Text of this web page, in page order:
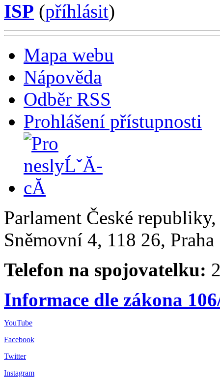
ISP (příhlásit)
Mapa webu
Nápověda
Odběr RSS
Prohlášení přístupnosti
Parlament České
Sněmovní 4, 118 26,
Telefon na spojovatelku:
Informace dle zákona
YouTube
Facebook
Twitter
Instagram